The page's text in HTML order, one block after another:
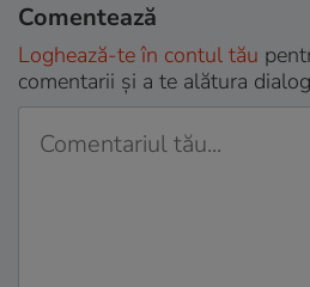
Comentează
Loghează-te în contul tău
comentarii și a te alătura